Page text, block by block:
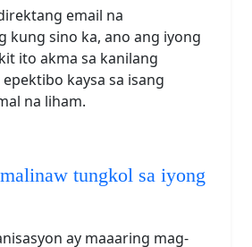
email na
kung sino ka, ano ang iyong
ito akma sa kanilang
kaysa sa isang
na liham.
tungkol sa iyong
ay maaaring mag-